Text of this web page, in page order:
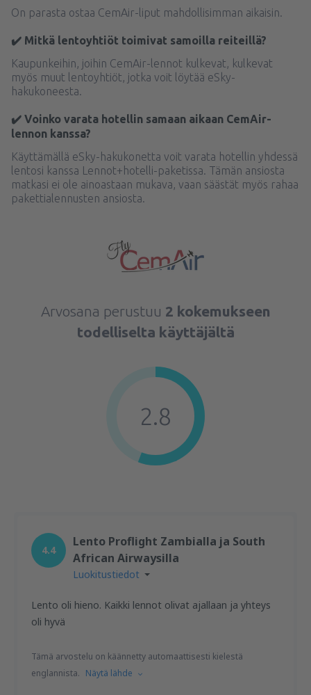
On parasta ostaa CemAir-liput mahdollisimman aikaisin.
✔️ Mitkä lentoyhtiöt toimivat samoilla reiteillä?
Kaupunkeihin, joihin CemAir-lennot kulkevat, kulkevat
myös muut lentoyhtiöt, jotka voit löytää eSky-
hakukoneesta.
✔️ Voinko varata hotellin samaan aikaan CemAir-
lennon kanssa?
Käyttämällä eSky-hakukonetta voit varata hotellin yhdessä
lentosi kanssa Lennot+hotelli-paketissa. Tämän ansiosta
matkasi ei ole ainoastaan mukava, vaan säästät myös rahaa
pakettialennusten ansiosta.
Arvosana perustuu 2 kokemukseen
todelliselta käyttäjältä
2.8
4.4
Lento Proflight Zambialla ja South
African Airwaysilla
Luokitustiedot
Lento oli hieno. Kaikki lennot olivat ajallaan ja yhteys
oli hyvä
Tämä arvostelu on käännetty automaattisesti kielestä
englannista. Näytä lähde